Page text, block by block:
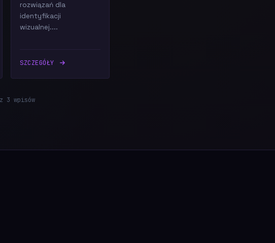
rozwiązań dla
identyfikacji
wizualnej....
SZCZEGÓŁY
3 wpisów